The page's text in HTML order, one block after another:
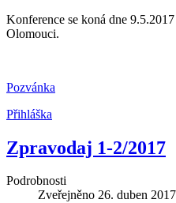
Konference se koná dne
Olomouci.
Pozvánka
Přihláška
Zpravodaj 1-2/2017
Podrobnosti
Zveřejněno 26. duben 2017